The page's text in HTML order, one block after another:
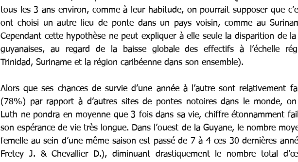
tous les 3 ans environ, comme à leur habitude, on pourrait supposer que
ont choisi un autre lieu de ponte dans un pays voisin, comme au
Cependant cette hypothèse ne peut expliquer à elle seule la disparition de
guyanaises, au regard de la baisse globale des effectifs à l’échelle
Trinidad, Suriname et la région caribéenne dans son ensemble).
Alors que ses chances de survie d’une année à l’autre sont relativement
(78%) par rapport à d’autres sites de pontes notoires dans le monde, on
Luth ne pondra en moyenne que 3 fois dans sa vie, chiffre étonnamment
son espérance de vie très longue. Dans l’ouest de la Guyane, le nombre
femelle au sein d’une même saison est passé de 7 à 4 ces 30 dernières
Fretey J. & Chevallier D.), diminuant drastiquement le nombre total